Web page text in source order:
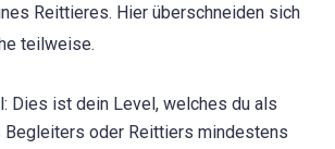
Reittieres. Hier überschneiden sich
teilweise.
Dies ist dein Level, welches du als
oder Reittiers mindestens